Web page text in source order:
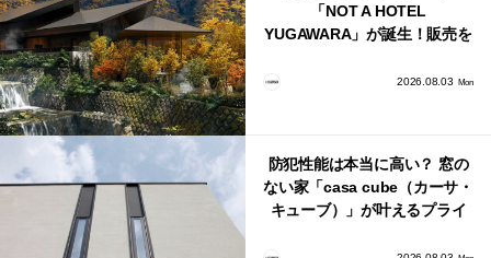
「NOT A HOTEL
YUGAWARA」が誕生！販売を
2026.08.03 Mon
防犯性能は本当に高い？ 窓の
ない家「casa cube（カーサ・
キューブ）」が叶えるプライ